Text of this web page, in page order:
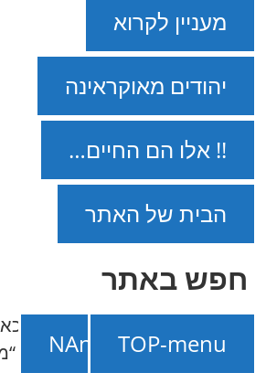
מעניין לקרוא
יהודים מאוקראינה
!! אלו הם החיים…
הבית של האתר
חפש באתר
ראשון: איך לזהות את הרגע שבו
תמכו ב-NAnews
TOP-menu